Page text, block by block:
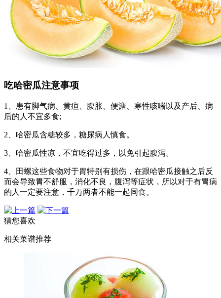
吃哈密瓜注意事项
1、患有脚气病、黄疸、腹胀、便溏、寒性咳喘以及产后、病
后的人不宜多食;
2、哈密瓜含糖较多，糖尿病人慎食。
3、哈密瓜性凉，不宜吃得过多，以免引起腹泻。
4、田螺这些食物对于胃特别有损伤，在跟哈密瓜接触之后反
而会导致胃不舒服，消化不良，腹泻等症状，所以对于有胃病
的人一定要注意，千万两者不能一起同食。
猜您喜欢
相关菜谱推荐